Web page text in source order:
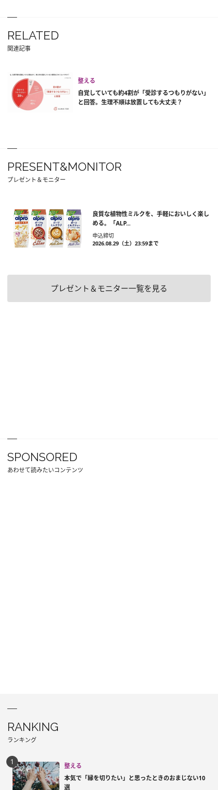
RELATED
関連記事
整える
自覚していても約4割が「受診するつもりがない」
と回答。生理不順は放置しても大丈夫？
PRESENT&MONITOR
プレゼント＆モニター
良質な植物性ミルクを、手軽においしく楽し
める。「ALP...
申込締切
2026.08.29（土）23:59まで
プレゼント＆モニター一覧を見る
SPONSORED
あわせて読みたいコンテンツ
RANKING
ランキング
整える
本気で「縁を切りたい」と思ったときのおまじない10
選